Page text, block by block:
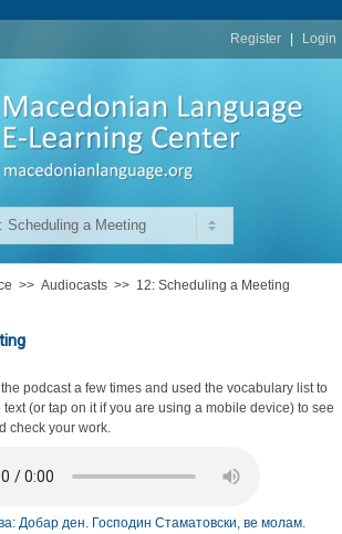
Register Login
>> Audiocasts >> 12: Scheduling a Meeting
podcast a few times and used the vocabulary list to
(or tap on it if you are using a mobile device) to see
check your work.
Добар ден. Господин Стаматовски, ве молам.